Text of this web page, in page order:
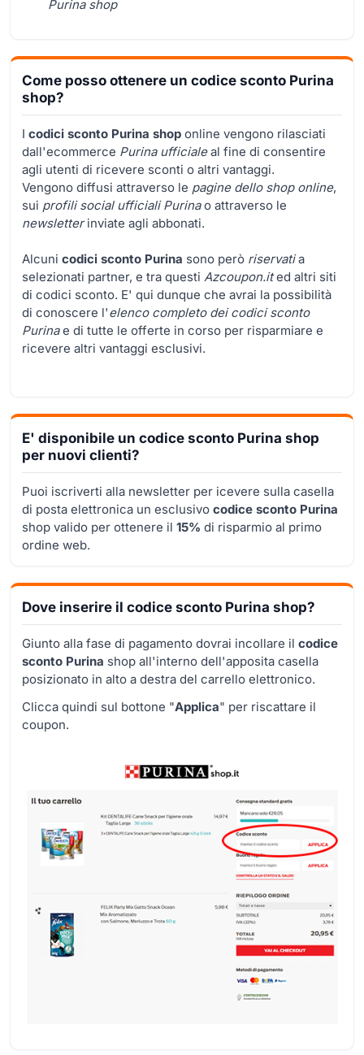
Purina shop
Come posso ottenere un codice sconto Purina
shop?
I codici sconto Purina shop online vengono rilasciati
dall'ecommerce Purina ufficialeal fine di consentire
agli utenti di ricevere sconti o altri vantaggi.
Vengono diffusi attraverso le pagine dello shop online,
sui profili social ufficiali Purinao attraverso le
newsletterinviate agli abbonati.
Alcuni codici sconto Purina sono però riservatia
selezionati partner, e tra questi Azcoupon.ited altri siti
di codici sconto. E' qui dunque che avrai la possibilità
di conoscere l'elenco completo dei codici sconto
Purinae di tutte le offerte in corso per risparmiare e
ricevere altri vantaggi esclusivi.
E' disponibile un codice sconto Purina shop
per nuovi clienti?
Puoi iscriverti alla newsletter per icevere sulla casella
di posta elettronica un esclusivo codice sconto Purina
shop valido per ottenere il 15% di risparmio al primo
ordine web.
Dove inserire il codice sconto Purina shop?
Giunto alla fase di pagamento dovrai incollare il codice
sconto Purina shop all'interno dell'apposita casella
posizionato in alto a destra del carrello elettronico.
Clicca quindi sul bottone "Applica" per riscattare il
coupon.